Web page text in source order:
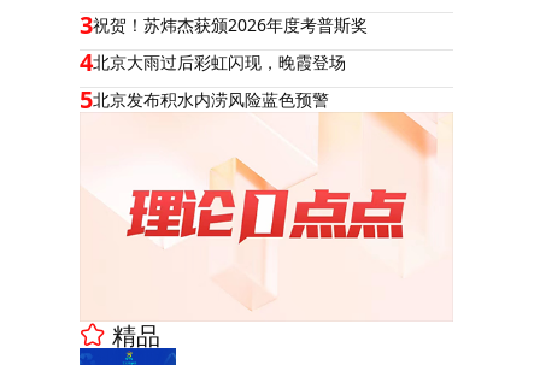
3祝贺！苏炜杰获颁2026年度考普斯奖
4北京大雨过后彩虹闪现，晚霞登场
5北京发布积水内涝风险蓝色预警
精品